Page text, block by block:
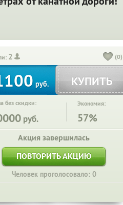
2 (0)
руб. КУПИТЬ
без скидки:
руб.
Экономия:
57%
Акция завершилась
ПОВТОРИТЬ АКЦИЮ
Человек проголосовало: 0